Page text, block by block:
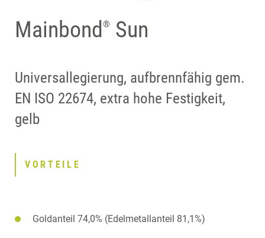
Mainbond ® Sun
Universallegierung, aufbrennfähig gem.
EN ISO 22674, extra hohe Festigkeit,
gelb
VORTEILE
Goldanteil 74,0% (Edelmetallanteil 81,1%)